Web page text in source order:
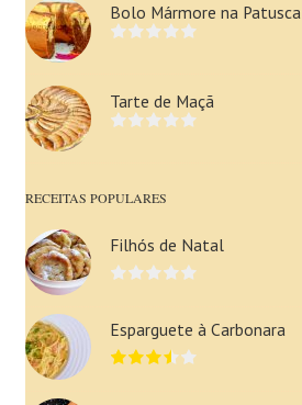
Bolo Mármore na Patusca
Tarte de Maçã
RECEITAS POPULARES
Filhós de Natal
Esparguete à Carbonara